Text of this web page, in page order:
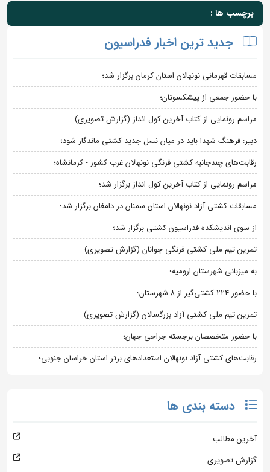
برچسب ها :
جدید ترین اخبار فدراسیون
مسابقات قهرمانی نونهالان استان کرمان برگزار شد؛
با حضور جمعی از پیشکسوتان؛
مراسم رونمایی از کتاب آخرین کول انداز (گزارش تصویری)
دبیر: فرهنگ شهدا باید در میان نسل جدید کشتی ماندگار شود؛
رقابت‌های چندجانبه کشتی فرنگی نونهالان غرب کشور - کرمانشاه؛
مراسم رونمایی از کتاب آخرین کول انداز برگزار شد؛
مسابقات کشتی آزاد نونهالان استان سمنان در دامغان برگزار شد؛
از سوی اندیشکده فدراسیون کشتی برگزار شد؛
تمرین تیم ملی کشتی فرنگی جوانان (گزارش تصویری)
به میزبانی شهرستان ارومیه؛
با حضور ۲۲۴ کشتی‌گیر از ۸ شهرستان؛
تمرین تیم ملی کشتی آزاد بزرگسالان (گزارش تصویری)
با حضور متخصصان برجسته جراحی جهان؛
رقابت‌های کشتی آزاد نونهالان استعدادهای برتر استان خراسان جنوبی؛
دسته بندی ها
آخرین مطالب
گزارش تصویری